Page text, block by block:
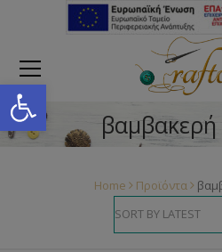
Open toolbar
Home Προϊόντα